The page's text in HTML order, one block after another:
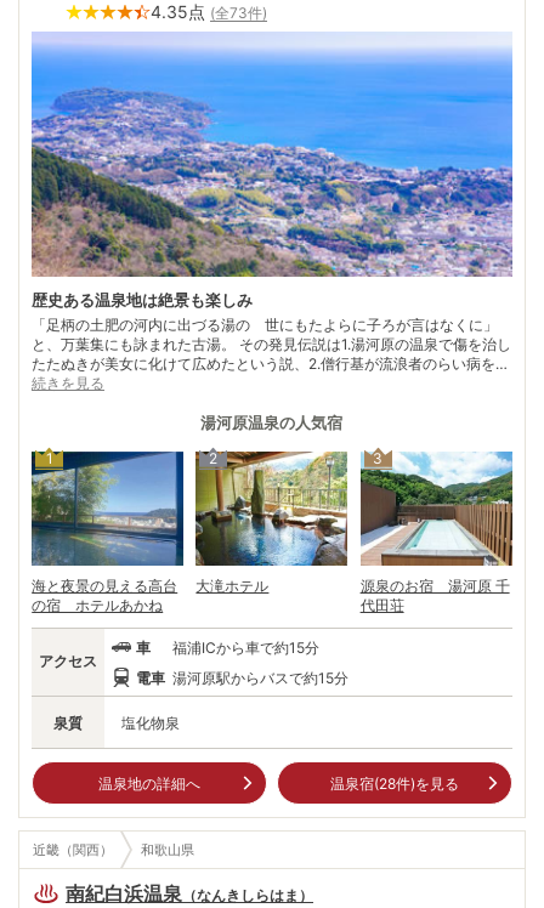
4.35点 (全73件)
歴史ある温泉地は絶景も楽しみ
「足柄の土肥の河内に出づる湯の 世にもたよらに子ろが言はなくに」
と、万葉集にも詠まれた古湯。 その発見伝説は1.湯河原の温泉で傷を治し
たたぬきが美女に化けて広めたという説、2.僧行基が流浪者のらい病を湯
河原の温泉で癒してやると薬師如来が姿を現したという説、3.弘法大師が
江戸時代には湯治場としてにぎわい、江戸後期の温泉番付では「東の小
れ、夏目漱石や島崎藤村を初め多くの文人、画家にも愛された湯河原。今
も多くの人を魅了し続けている。湯河原梅林から見下ろす相模湾の眺望が
すばらしい。
続きを見る
湯河原温泉の人気宿
1
海と夜景の見える高台
の宿 ホテルあかね
2
大滝ホテル
3
源泉のお宿 湯河原 千
代田荘
泉質 塩化物泉
アクセス
車
福浦ICから車で約15分
電車 湯河原駅からバスで約15分
温泉地の詳細へ 温泉宿(28件)を見る
近畿（関西） 和歌山県
南紀白浜温泉 （なんきしらはま ）